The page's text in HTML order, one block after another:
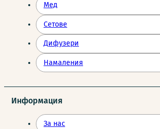
Мед
Сетове
Дифузери
Намаления
Информация
За нас